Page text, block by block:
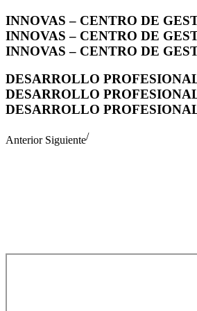
INNOVAS – CENTRO DE
INNOVAS – CENTRO DE
INNOVAS – CENTRO DE
DESARROLLO
DESARROLLO
DESARROLLO
Anterior Siguiente/